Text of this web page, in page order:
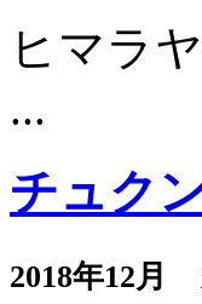
ヒマラ
...
チュク
2018年12月